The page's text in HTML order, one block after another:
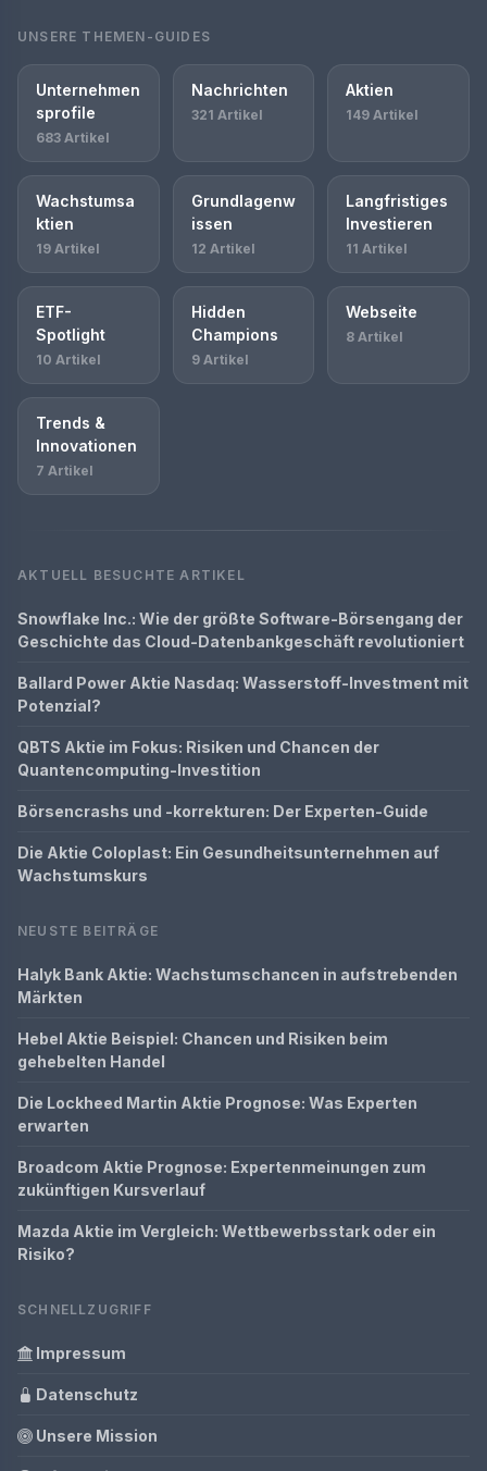
UNSERE THEMEN-GUIDES
Unternehmen
sprofile
683 Artikel
Nachrichten
321 Artikel
Aktien
149 Artikel
Wachstumsa
ktien
19 Artikel
Grundlagenw
issen
12 Artikel
Langfristiges
Investieren
11 Artikel
ETF-
Spotlight
10 Artikel
Hidden
Champions
9 Artikel
Webseite
8 Artikel
Trends &
Innovationen
7 Artikel
AKTUELL BESUCHTE ARTIKEL
Snowflake Inc.: Wie der größte Software-Börsengang der
Geschichte das Cloud-Datenbankgeschäft revolutioniert
Ballard Power Aktie Nasdaq: Wasserstoff-Investment mit
Potenzial?
QBTS Aktie im Fokus: Risiken und Chancen der
Quantencomputing-Investition
Börsencrashs und -korrekturen: Der Experten-Guide
Die Aktie Coloplast: Ein Gesundheitsunternehmen auf
Wachstumskurs
NEUSTE BEITRÄGE
Halyk Bank Aktie: Wachstumschancen in aufstrebenden
Märkten
Hebel Aktie Beispiel: Chancen und Risiken beim
gehebelten Handel
Die Lockheed Martin Aktie Prognose: Was Experten
erwarten
Broadcom Aktie Prognose: Expertenmeinungen zum
zukünftigen Kursverlauf
Mazda Aktie im Vergleich: Wettbewerbsstark oder ein
Risiko?
SCHNELLZUGRIFF
Impressum
Datenschutz
Unsere Mission